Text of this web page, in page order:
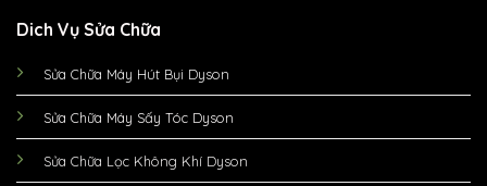
Dich Vụ Sửa Chữa
Sửa Chữa Máy Hút Bụi Dyson
Sửa Chữa Máy Sấy Tóc Dyson
Sửa Chữa Lọc Không Khí Dyson